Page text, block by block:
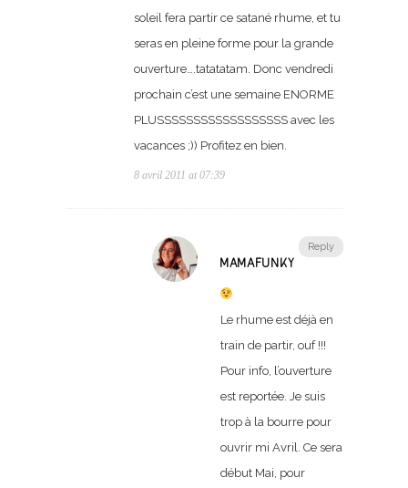
soleil fera partir ce satané rhume, et tu
seras en pleine forme pour la grande
ouverture….tatatatam. Donc vendredi
prochain c’est une semaine ENORME
PLUSSSSSSSSSSSSSSSSSS avec les
vacances ;)) Profitez en bien.
8 avril 2011 at 07:39
Reply
MAMAFUNKY
Le rhume est déjà en
train de partir, ouf !!!
Pour info, l’ouverture
est reportée. Je suis
trop à la bourre pour
ouvrir mi Avril. Ce sera
début Mai, pour